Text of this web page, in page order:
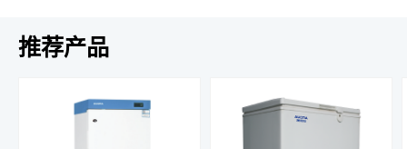
推荐产品